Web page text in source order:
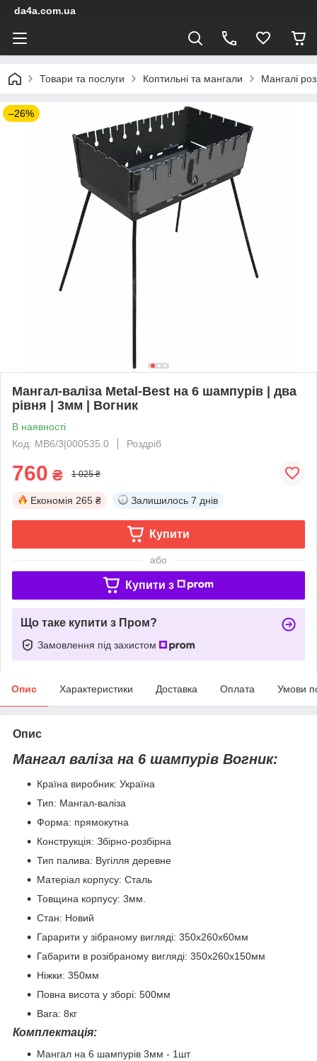
da4a.com.ua
Товари та послуги Коптильні та мангали Мангалі
–26%
Мангал-валіза Metal-Best на 6 шампурів | два
рівня | 3мм | Вогник
В наявності
Код: МВ6/3|000535.0
Роздріб
760 ₴ 1 025 ₴
Економія 265 ₴ Залишилось 7 днів
Купити
або
Купити з
Що таке купити з Пром?
Замовлення під захистом
Опис Характеристики Доставка Оплата Умови
Опис
Мангал валіза на 6 шампурів Вогник:
Країна виробник: Україна
Тип: Мангал-валіза
Форма: прямокутна
Конструкція: Збірно-розбірна
Тип палива: Вугілля деревне
Матеріал корпусу: Сталь
Товщина корпусу: 3мм.
Стан: Новий
Гарарити у зібраному вигляді: 350х260х60мм
Габарити в розібраному вигляді: 350х260х150мм
Ніжки: 350мм
Повна висота у зборі: 500мм
Вага: 8кг
Комплектація:
Мангал на 6 шампурів 3мм - 1шт